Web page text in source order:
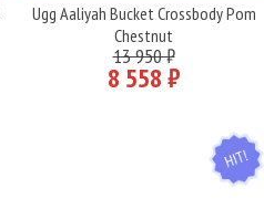
Ugg Aaliyah Bucket Crossbody Pom
Chestnut
13 950 ₽
8 558 ₽
HIT